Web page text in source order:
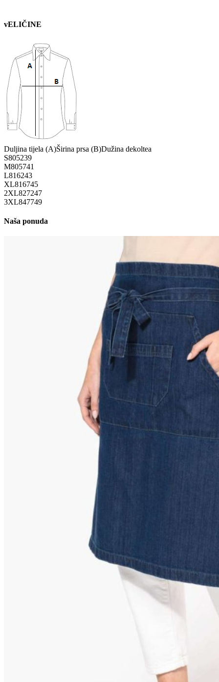
vELIČINE
Duljina tijela (A)Širina prsa (B)Dužina dekoltea
S805239
M805741
L816243
XL816745
2XL827247
3XL847749
Naša ponuda